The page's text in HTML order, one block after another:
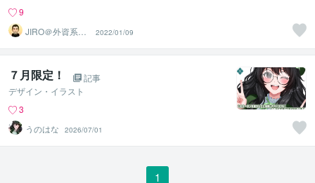
9
JIRO＠外資系コ
ンサル・英語育
児
2022/01/09
７月限定！
記事
デザイン・イラスト
3
うのはな
2026/07/01
1